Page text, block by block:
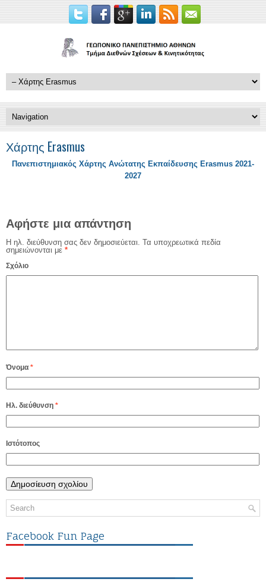
Χάρτης Erasmus
Πανεπιστημιακός Χάρτης Ανώτατης Εκπαίδευσης Erasmus 2021-
2027
Αφήστε μια απάντηση
Η ηλ. διεύθυνση σας δεν δημοσιεύεται. Τα υποχρεωτικά πεδία
σημειώνονται με *
Σχόλιο
Όνομα *
Ηλ. διεύθυνση *
Ιστότοπος
Facebook Fun Page